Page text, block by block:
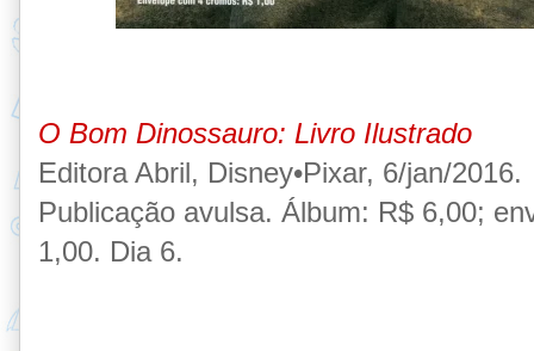
O Bom Dinossauro: Livro Ilustrado
Editora Abril, Disney•Pixar, 6/jan/2016.
Publicação avulsa. Álbum: R$ 6,00;
1,00. Dia 6.